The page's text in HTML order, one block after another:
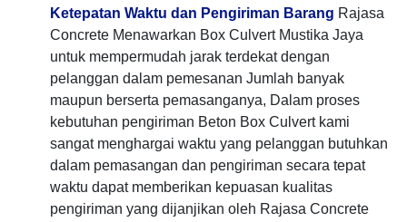
Ketepatan Waktu dan Pengiriman Barang Rajasa
Concrete Menawarkan Box Culvert Mustika Jaya
untuk mempermudah jarak terdekat dengan
pelanggan dalam pemesanan Jumlah banyak
maupun berserta pemasanganya, Dalam proses
kebutuhan pengiriman Beton Box Culvert kami
sangat menghargai waktu yang pelanggan butuhkan
dalam pemasangan dan pengiriman secara tepat
waktu dapat memberikan kepuasan kualitas
pengiriman yang dijanjikan oleh Rajasa Concrete